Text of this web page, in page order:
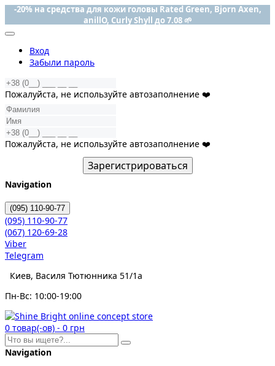
-20% на средства для кожи головы Rated Green, Bjorn Axen,
anillO, Curly Shyll до 7.08 🌱
Вход
Забыли пароль
Пожалуйста, не используйте автозаполнение ❤️
Пожалуйста, не используйте автозаполнение ❤️
Зарегистрироваться
Navigation
(095) 110-90-77
(095) 110-90-77
(067) 120-69-28
Viber
Telegram
Киев, Василя Тютюнника 51/1а
Пн-Вс: 10:00-19:00
0 товар(-ов) - 0 грн
Navigation